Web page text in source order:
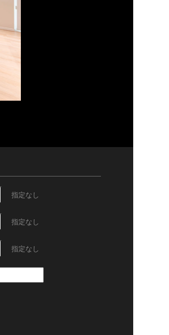
指定なし
指定なし
指定なし